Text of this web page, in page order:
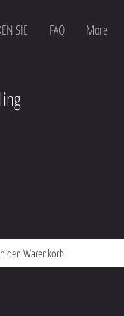
SIE FAQ More
den Warenkorb